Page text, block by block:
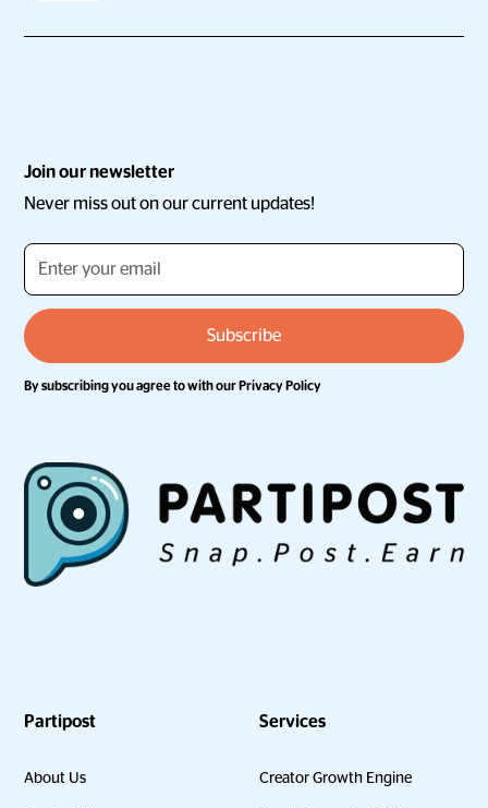
Join our newsletter
Never miss out on our current updates!
By subscribing you agree to with ourPrivacy Policy
Partipost
About Us
Services
Creator Growth Engine